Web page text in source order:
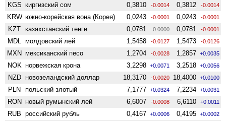
KGS киргизский сом 0,3810 -0.0014 0,3812 -0.0014
KRW южно-корейская вона (Корея) 0,0243 -0.0001 0,0243 -0.0001
KZT казахстанский тенге 0,0781 0.0000 0,0781 -0.0001
MDL молдовский лей 1,5458 -0.0127 1,5473 -0.0126
MXN мексиканский песо 1,2704 -0.0028 1,2857 +0.0035
NOK норвежская крона 3,2298 +0.0071 3,2518 +0.0056
NZD ново­зеландский доллар 18,3170 -0.0020 18,4000 +0.0100
PLN польский злотый 7,1777 +0.0324 7,2234 +0.0031
RON новый румынский лей 6,6007 -0.0008 6,6110 +0.0011
RUB российский рубль 0,4167 +0.0006 0,4195 +0.0002